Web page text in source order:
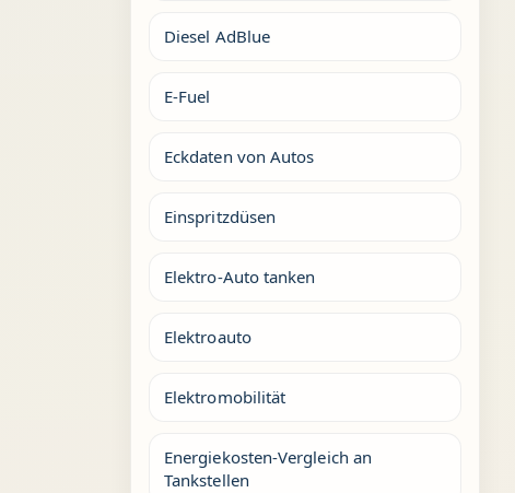
Diesel AdBlue
E-Fuel
Eckdaten von Autos
Einspritzdüsen
Elektro-Auto tanken
Elektroauto
Elektromobilität
Energiekosten-Vergleich an
Tankstellen